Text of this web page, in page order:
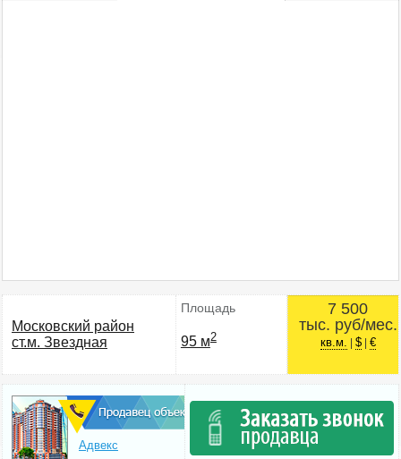
Московский район
ст.м. Звездная
Площадь
95 м2
7 500
тыс. руб/мес.
кв.м. $| €
Адвекс